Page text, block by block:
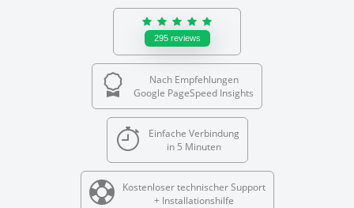
295 reviews
Nach Empfehlungen
Google PageSpeed Insights
Einfache Verbindung
in 5 Minuten
Kostenloser technischer Support
+ Installationshilfe